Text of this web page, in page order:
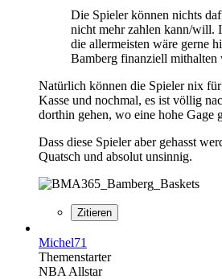
Die Spieler können nichts
nicht mehr zahlen kann/will.
die allermeisten wäre gerne
Bamberg finanziell mithalten
Natürlich können die Spieler nix
Kasse und nochmal, es ist völlig
dorthin gehen, wo eine hohe Gage
Dass diese Spieler aber gehasst
Quatsch und absolut unsinnig.
Zitieren
Michel71
Themenstarter
NBA Allstar